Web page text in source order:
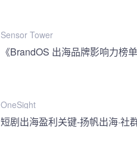
Sensor Tower
《BrandOS 出海品牌影响力榜
OneSight
短剧出海盈利关键-扬帆出海·社